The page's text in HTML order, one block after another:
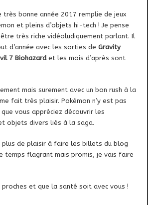
très bonne année 2017 remplie de jeux
et pleins d’objets hi-tech ! Je pense
être très riche vidéoludiquement parlant. Il
d’année avec les sorties deGravity
7 Biohazardet les mois d’après sont
mais surement avec un bon rush à la
fait très plaisir. Pokémon n’y est pas
vous appréciez découvrir les
objets divers liés à la saga.
plus de plaisir à faire les billets du blog
temps flagrant mais promis, je vais faire
et que la santé soit avec vous !